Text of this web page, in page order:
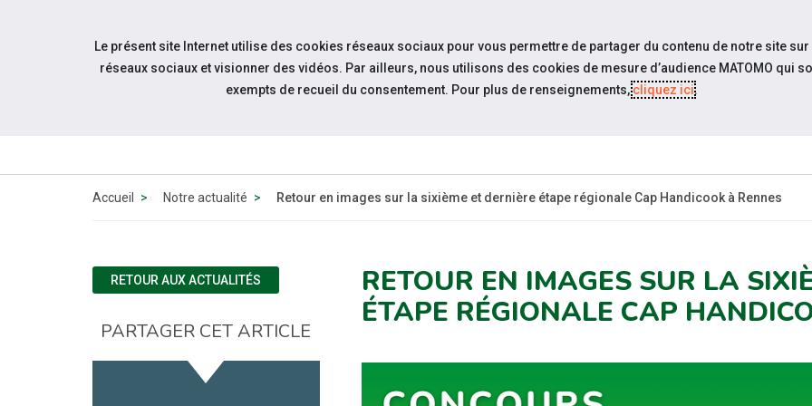
Aller au contenu
ESPACE
Accueil Notre actualité Retour en images sur la sixième et dernière étape régionale Cap Handicook à Rennes
RETOUR EN IMAGES SUR LA
ÉTAPE RÉGIONALE CAP
RETOUR AUX ACTUALITÉS
PARTAGER CET ARTICLE
Le présent site Internet utilise des cookies réseaux sociaux pour vous permettre de partager du contenu de notre site sur
réseaux sociaux et visionner des vidéos. Par ailleurs, nous utilisons des cookies de mesure d’audience MATOMO qui
exempts de recueil du consentement. Pour plus de renseignements,cliquez ici.